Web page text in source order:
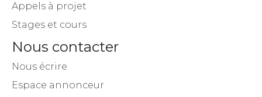
Appels à projet
Stages et cours
Nous contacter
Nous écrire
Espace annonceur